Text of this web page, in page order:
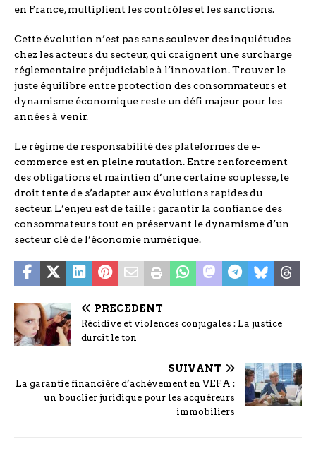
en France, multiplient les contrôles et les sanctions.
Cette évolution n’est pas sans soulever des inquiétudes
chez les acteurs du secteur, qui craignent une surcharge
réglementaire préjudiciable à l’innovation. Trouver le
juste équilibre entre protection des consommateurs et
dynamisme économique reste un défi majeur pour les
années à venir.
Le régime de responsabilité des plateformes de e-
commerce est en pleine mutation. Entre renforcement
des obligations et maintien d’une certaine souplesse, le
droit tente de s’adapter aux évolutions rapides du
secteur. L’enjeu est de taille : garantir la confiance des
consommateurs tout en préservant le dynamisme d’un
secteur clé de l’économie numérique.
PRÉCÉDENT
Récidive et violences conjugales : La justice
durcit le ton
SUIVANT
La garantie financière d’achèvement en VEFA :
un bouclier juridique pour les acquéreurs
immobiliers